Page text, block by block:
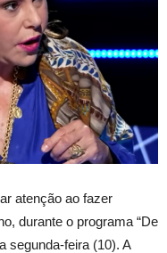
atenção ao fazer
durante o programa “De
segunda-feira (10). A